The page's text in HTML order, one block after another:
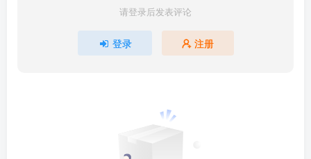
请登录后发表评论
登录 注册